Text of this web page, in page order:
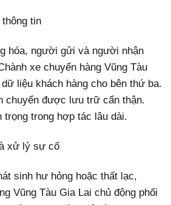
tin
hóa, người gửi và người nhận
xe chuyển hàng Vũng Tàu
liệu khách hàng cho bên thứ ba.
chuyển được lưu trữ cẩn thận.
trong hợp tác lâu dài.
xử lý sự cố
sinh hư hỏng hoặc thất lạc,
Vũng Tàu Gia Lai chủ động phối